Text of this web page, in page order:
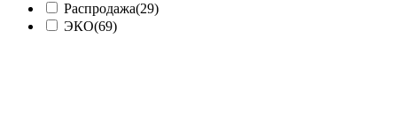
Распродажа(29)
ЭКО(69)